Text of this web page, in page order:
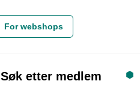
For webshops
Søk etter medlem